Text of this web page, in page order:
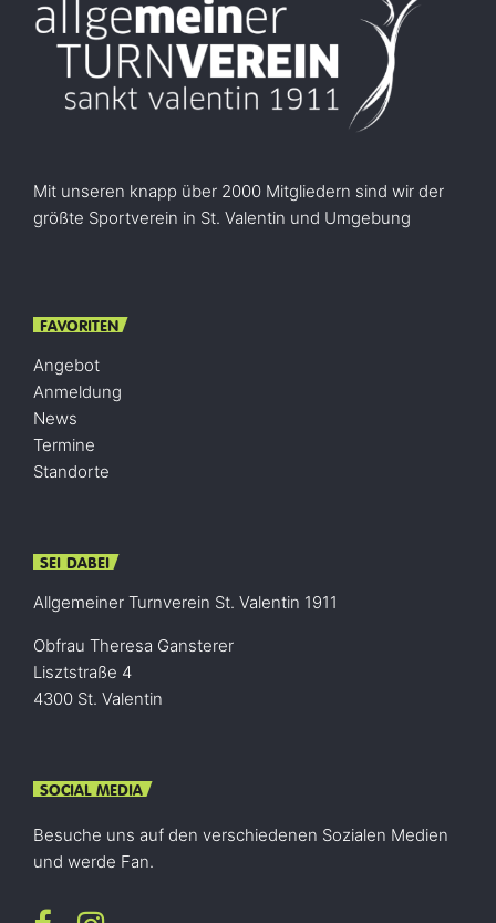
Mit unseren knapp über 2000 Mitgliedern sind wir der
größte Sportverein in St. Valentin und Umgebung
FAVORITEN
Angebot
Anmeldung
News
Termine
Standorte
SEI DABEI
Allgemeiner Turnverein St. Valentin 1911
Obfrau Theresa Gansterer
Lisztstraße 4
4300 St. Valentin
SOCIAL MEDIA
Besuche uns auf den verschiedenen Sozialen Medien
und werde Fan.